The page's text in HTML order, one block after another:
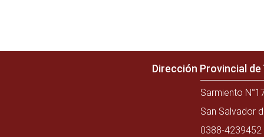
Dirección Provincial
Sarmiento
San Salvador
0388-